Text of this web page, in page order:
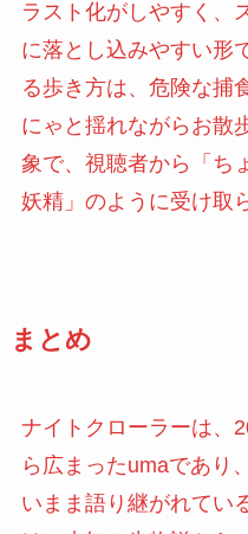
ラスト化がしやすく、
に落とし込みやすい形
る歩き方は、危険な捕
にゃと揺れながらお散
象で、視聴者から「ち
妖精」のように受け取
まとめ
ナイトクローラーは、
ら広まったumaであり
いまま語り継がれてい